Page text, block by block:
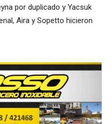
por duplicado y Yacsuk
Aira y Sopetto hicieron